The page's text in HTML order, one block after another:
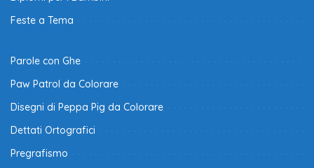
Feste a Tema
Parole con Ghe
Paw Patrol da Colorare
Disegni di Peppa Pig da Colorare
Dettati Ortografici
Pregrafismo